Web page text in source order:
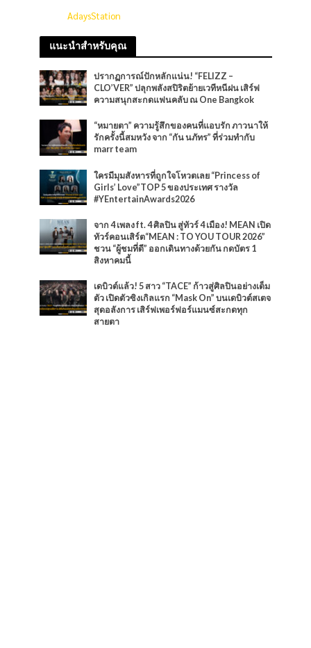
AdaysStation
แนะนำสำหรับคุณ
ปรากฏการณ์ปักหลักแน่น! “FELIZZ –
CLO’VER” ปลุกพลังสปิริตย้ายเวทีหนีฝน เสิร์ฟ
ความสนุกสะกดแฟนคลับ ณ One Bangkok
“หมายตา” ความรู้สึกของคนที่แอบรัก ภาวนาให้
รักครั้งนี้สมหวัง จาก “กัน นภัทร” ที่ร่วมทำกับ
marr team
ใครมีมุมสังหารที่ถูกใจโหวตเลย “Princess of
Girls’ Love”TOP 5 ของประเทศ รางวัล
#YEntertainAwards2026
จาก 4 เพลง ft. 4 ศิลปิน สู่ทัวร์ 4 เมือง! MEAN เปิด
ทัวร์คอนเสิร์ต“MEAN : TO YOU TOUR 2026”
ชวน “ผู้ชมที่ดี” ออกเดินทางด้วยกัน กดบัตร 1
สิงหาคมนี้
เดบิวต์แล้ว! 5 สาว “TACE” ก้าวสู่ศิลปินอย่างเต็ม
ตัว เปิดตัวซิงเกิลแรก “Mask On” บนเดบิวต์สเตจ
สุดอลังการ เสิร์ฟเพอร์ฟอร์แมนซ์สะกดทุก
สายตา